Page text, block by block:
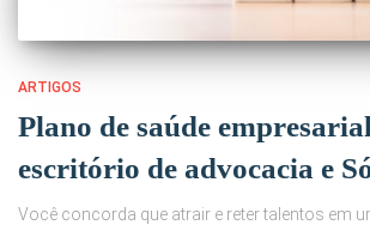
ARTIGOS
Plano de saúde
escritório de advocacia e
Você concorda que atrair e reter talentos em